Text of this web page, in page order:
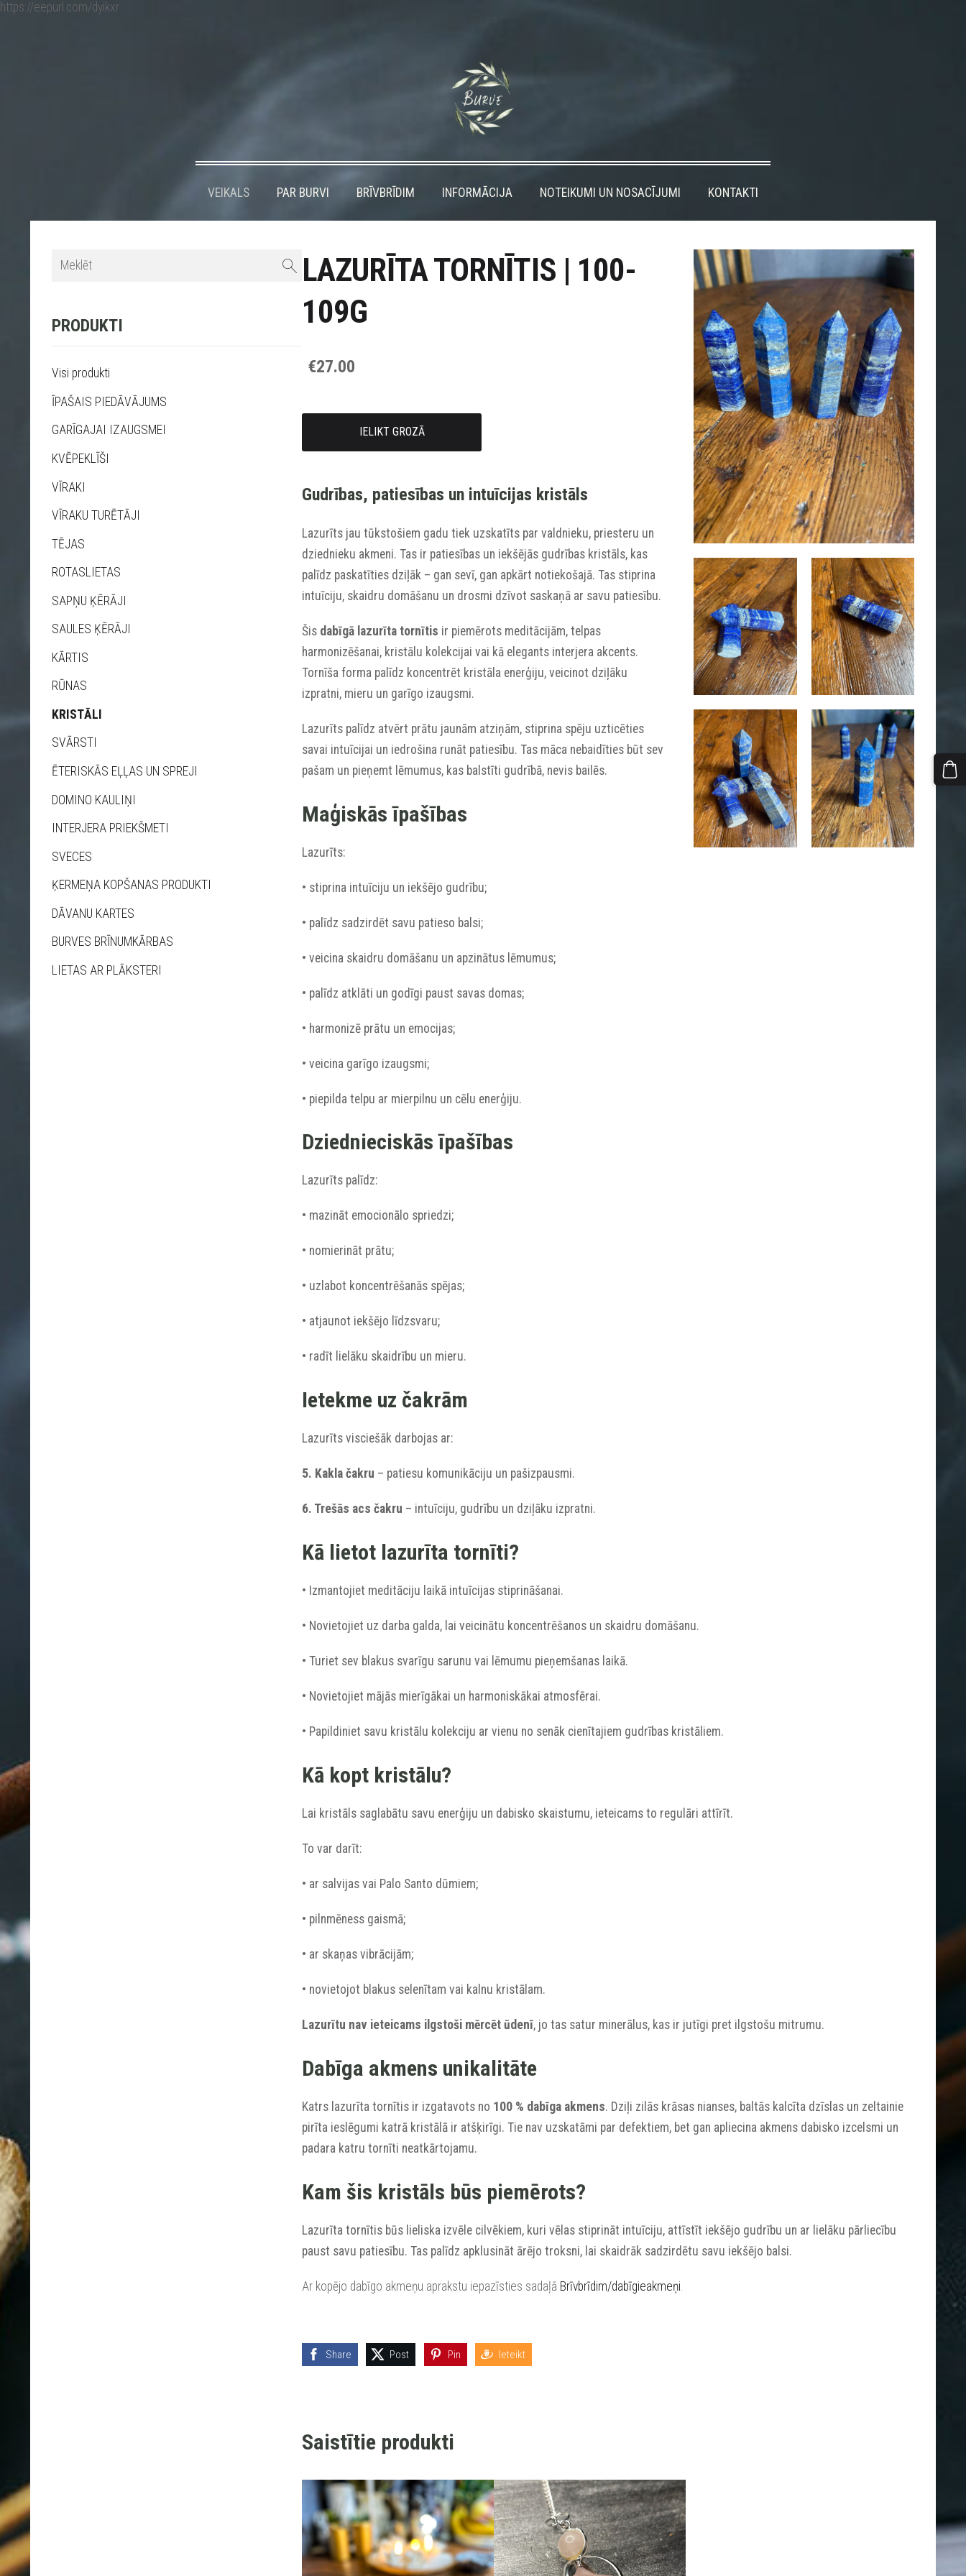
https://eepurl.com/dyikxr
VEIKALS PAR BURVI BRĪVBRĪDIM INFORMĀCIJA NOTEIKUMI UN NOSACĪJUMI KONTAKTI
PRODUKTI
Visi produkti
ĪPAŠAIS PIEDĀVĀJUMS
GARĪGAJAI IZAUGSMEI
KVĒPEKLĪŠI
VĪRAKI
VĪRAKU TURĒTĀJI
TĒJAS
ROTASLIETAS
SAPŅU ĶĒRĀJI
SAULES ĶĒRĀJI
KĀRTIS
RŪNAS
KRISTĀLI
SVĀRSTI
ĒTERISKĀS EĻĻAS UN SPREJI
DOMINO KAULIŅI
INTERJERA PRIEKŠMETI
SVECES
ĶERMEŅA KOPŠANAS PRODUKTI
DĀVANU KARTES
BURVES BRĪNUMKĀRBAS
LIETAS AR PLĀKSTERI
LAZURĪTA TORNĪTIS | 100-
109G
€27.00
IELIKT GROZĀ
Gudrības, patiesības un intuīcijas kristāls
Lazurīts jau tūkstošiem gadu tiek uzskatīts par valdnieku, priesteru un
dziednieku akmeni. Tas ir patiesības un iekšējās gudrības kristāls, kas
palīdz paskatīties dziļāk – gan sevī, gan apkārt notiekošajā. Tas stiprina
intuīciju, skaidru domāšanu un drosmi dzīvot saskaņā ar savu patiesību.
Šis dabīgā lazurīta tornītis ir piemērots meditācijām, telpas
harmonizēšanai, kristālu kolekcijai vai kā elegants interjera akcents.
Tornīša forma palīdz koncentrēt kristāla enerģiju, veicinot dziļāku
izpratni, mieru un garīgo izaugsmi.
Lazurīts palīdz atvērt prātu jaunām atziņām, stiprina spēju uzticēties
savai intuīcijai un iedrošina runāt patiesību. Tas māca nebaidīties būt sev
pašam un pieņemt lēmumus, kas balstīti gudrībā, nevis bailēs.
Maģiskās īpašības
Lazurīts:
• stiprina intuīciju un iekšējo gudrību;
• palīdz sadzirdēt savu patieso balsi;
• veicina skaidru domāšanu un apzinātus lēmumus;
• palīdz atklāti un godīgi paust savas domas;
• harmonizē prātu un emocijas;
• veicina garīgo izaugsmi;
• piepilda telpu ar mierpilnu un cēlu enerģiju.
Dziednieciskās īpašības
Lazurīts palīdz:
• mazināt emocionālo spriedzi;
• nomierināt prātu;
• uzlabot koncentrēšanās spējas;
• atjaunot iekšējo līdzsvaru;
• radīt lielāku skaidrību un mieru.
Ietekme uz čakrām
Lazurīts visciešāk darbojas ar:
5. Kakla čakru – patiesu komunikāciju un pašizpausmi.
6. Trešās acs čakru – intuīciju, gudrību un dziļāku izpratni.
Kā lietot lazurīta tornīti?
• Izmantojiet meditāciju laikā intuīcijas stiprināšanai.
• Novietojiet uz darba galda, lai veicinātu koncentrēšanos un skaidru domāšanu.
• Turiet sev blakus svarīgu sarunu vai lēmumu pieņemšanas laikā.
• Novietojiet mājās mierīgākai un harmoniskākai atmosfērai.
• Papildiniet savu kristālu kolekciju ar vienu no senāk cienītajiem gudrības kristāliem.
Kā kopt kristālu?
Lai kristāls saglabātu savu enerģiju un dabisko skaistumu, ieteicams to regulāri attīrīt.
To var darīt:
• ar salvijas vai Palo Santo dūmiem;
• pilnmēness gaismā;
• ar skaņas vibrācijām;
• novietojot blakus selenītam vai kalnu kristālam.
Lazurītu nav ieteicams ilgstoši mērcēt ūdenī, jo tas satur minerālus, kas ir jutīgi pret ilgstošu mitrumu.
Dabīga akmens unikalitāte
Katrs lazurīta tornītis ir izgatavots no 100 % dabīga akmens. Dziļi zilās krāsas nianses, baltās kalcīta dzīslas un zeltainie
pirīta ieslēgumi katrā kristālā ir atšķirīgi. Tie nav uzskatāmi par defektiem, bet gan apliecina akmens dabisko izcelsmi un
padara katru tornīti neatkārtojamu.
Kam šis kristāls būs piemērots?
Lazurīta tornītis būs lieliska izvēle cilvēkiem, kuri vēlas stiprināt intuīciju, attīstīt iekšējo gudrību un ar lielāku pārliecību
paust savu patiesību. Tas palīdz apklusināt ārējo troksni, lai skaidrāk sadzirdētu savu iekšējo balsi.
Ar kopējo dabīgo akmeņu aprakstu iepazīsties sadaļā Brīvbrīdim/dabīgieakmeņi
Share Post Pin Ieteikt
Saistītie produkti